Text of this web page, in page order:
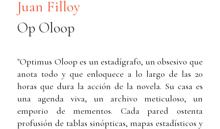
Juan Filloy
Op Oloop
"Optimus Oloop es un estadígrafo, un obsesivo que
anota todo y que enloquece a lo largo de las 20
horas que dura la acción de la novela. Su casa es
una agenda viva, un archivo meticuloso, un
emporio de mementos. Cada pared ostenta
profusión de tablas sinópticas, mapas estadísticos y